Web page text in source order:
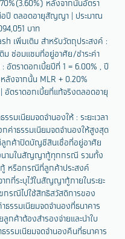
หลังจากนั้นอัตรา
อปี ตลอดอายุสัญญา | ประมาณ
บาท
เพิ่มเติม สำหรับวัตถุประสงค์ :
ซ่อมแซมที่อยู่อาศัย/ชำระค่า
อัตราดอกเบี้ยปีที่ 1 = 6.00% , ปี
ลังจากนั้น MLR + 0.20%
ตราดอกเบี้ยที่แท้จริงตลอดอายุ
รมเนียมจดจำนองให้ : ระยะเวลา
ค่าธรรมเนียมจดจำนองให้สูงสุด
ลูกค้าปิดบัญชีสินเชื่อที่อยู่อาศัย
งนามในสัญญากู้ทุกกรณี รวมทั้ง
กู้ หรือกรณีที่ลูกค้าประสงค์
กที่ระบุไว้ในสัญญากู้ภายในระยะ
กรณีไปใช้สิทธิสวัสดิการของ
รรมเนียมจดจำนองที่ธนาคาร
กค้าต้องสำรองจ่ายและนำใบ
รรมเนียมจดจำนองคืนที่ธนาคาร